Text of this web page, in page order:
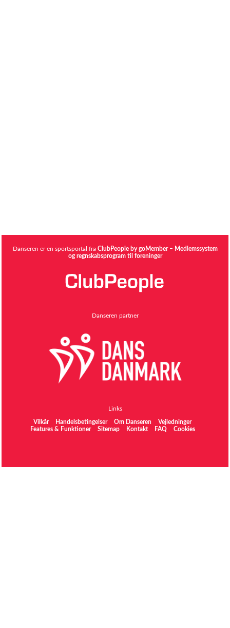
Danseren er en sportsportal fra ClubPeople by goMember – Medlemssystem
og regnskabsprogram til foreninger
Danseren partner
Links
Vilkår Handelsbetingelser Om Danseren
Vejledninger
Features & Funktioner
Sitemap Kontakt FAQ Cookies